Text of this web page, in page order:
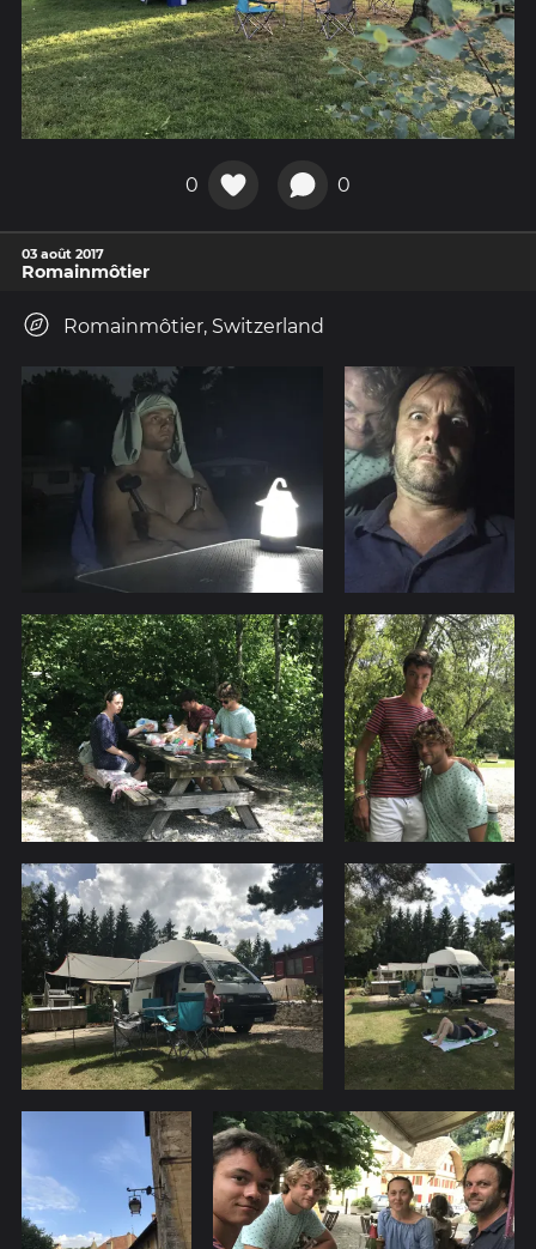
0 0
03 août 2017
Romainmôtier
Romainmôtier, Switzerland